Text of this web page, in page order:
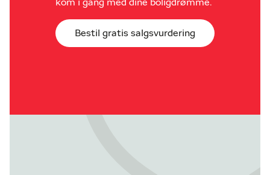
kom i gang med dine boligdrømme.
Bestil gratis salgsvurdering